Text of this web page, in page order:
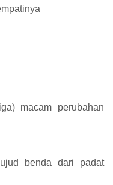
macam perubahan
benda dari padat